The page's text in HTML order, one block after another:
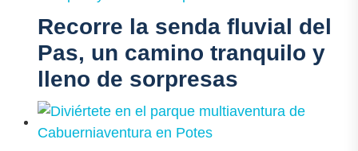
Recorre la senda fluvial del
Pas, un camino tranquilo y
lleno de sorpresas